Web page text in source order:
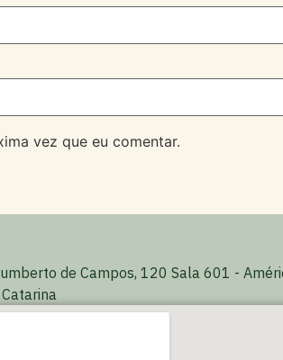
vez que eu comentar.
de Campos, 120 Sala 601 -